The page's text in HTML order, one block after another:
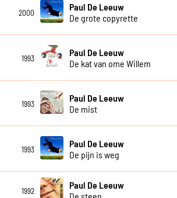
2000
Paul De Leeuw
De grote copyrette
1993
Paul De Leeuw
De kat van ome Willem
1993
Paul De Leeuw
De mist
1993
Paul De Leeuw
De pijn is weg
1992
Paul De Leeuw